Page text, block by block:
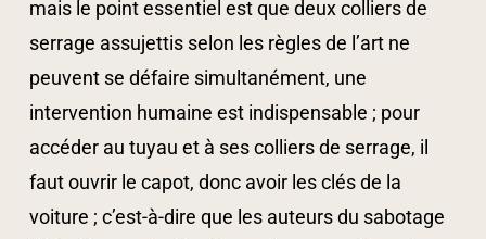
mais le point essentiel est que deux colliers de
serrage assujettis selon les règles de l’art ne
peuvent se défaire simultanément, une
intervention humaine est indispensable ; pour
accéder au tuyau et à ses colliers de serrage, il
faut ouvrir le capot, donc avoir les clés de la
voiture ; c’est-à-dire que les auteurs du sabotage